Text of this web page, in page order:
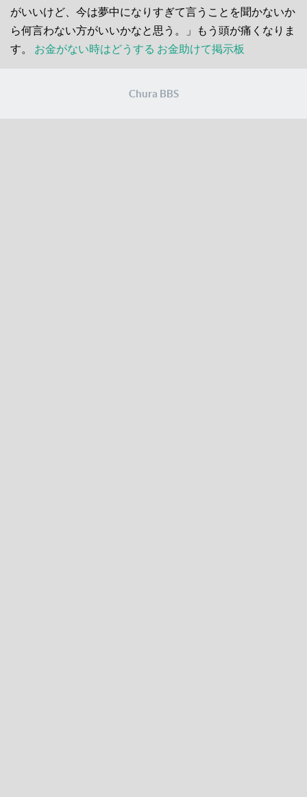
がいいけど、今は夢中になりすぎて言うことを聞かないか
ら何言わない方がいいかなと思う。」もう頭が痛くなりま
す。 お金がない時はどうする お金助けて掲示板
Chura BBS